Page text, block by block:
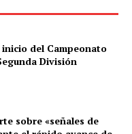
inicio del Campeonato
División
sobre «señales de